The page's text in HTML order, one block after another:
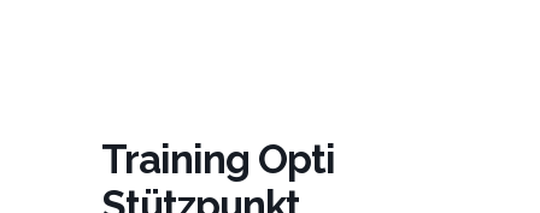
Training Opti